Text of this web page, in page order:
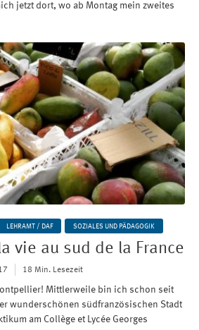
jetzt dort, wo ab Montag mein zweites
LEHRAMT / DAF SOZIALES UND PÄDAGOGIK
vie au sud de la France
18 Min. Lesezeit
Mittlerweile bin ich schon seit
wunderschönen südfranzösischen Stadt
am Collège et Lycée Georges